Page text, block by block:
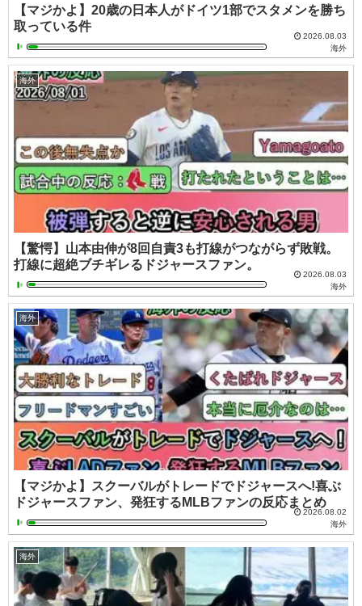
【マジかよ】20歳の日本人がドイツ1部でスタメンを勝ち
取っている件
2026.08.03
海外
海外
【驚愕】山本由伸が8回自責3も打線がつながらず敗戦。
打線に超絶ブチギレるドジャースファン。
2026.08.03
海外
海外
【マジかよ】スクーバルがトレードでドジャースへ!喜ぶ
ドジャースファン、発狂するMLBファンの反応まとめ
2026.08.02
海外
海外